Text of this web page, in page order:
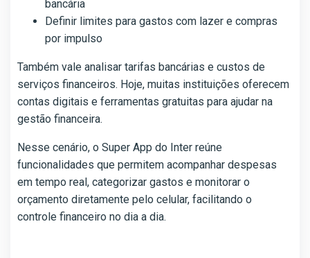
bancária
Definir limites para gastos com lazer e compras
por impulso
Também vale analisar tarifas bancárias e custos de
serviços financeiros. Hoje, muitas instituições oferecem
contas digitais e ferramentas gratuitas para ajudar na
gestão financeira.
Nesse cenário, o Super App do Inter reúne
funcionalidades que permitem acompanhar despesas
em tempo real, categorizar gastos e monitorar o
orçamento diretamente pelo celular, facilitando o
controle financeiro no dia a dia.